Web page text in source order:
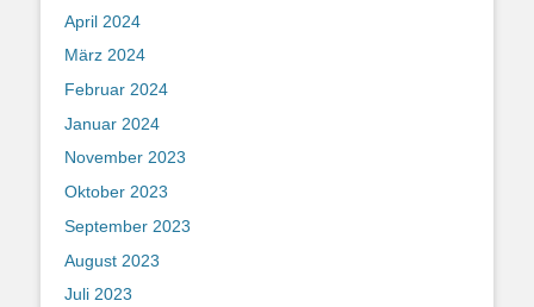
April 2024
März 2024
Februar 2024
Januar 2024
November 2023
Oktober 2023
September 2023
August 2023
Juli 2023